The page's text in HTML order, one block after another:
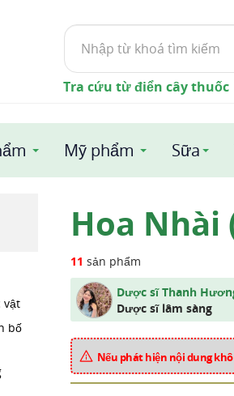
Tìm
kiếm
Tra cứu từ điển cây thuốc
Mỹ phẩm Sữa
vật
bố
Hoa Nhài
11 sản phẩm
Dược sĩ Thanh
Dược sĩ lâm sàng
Nếu phát hiện nội dung